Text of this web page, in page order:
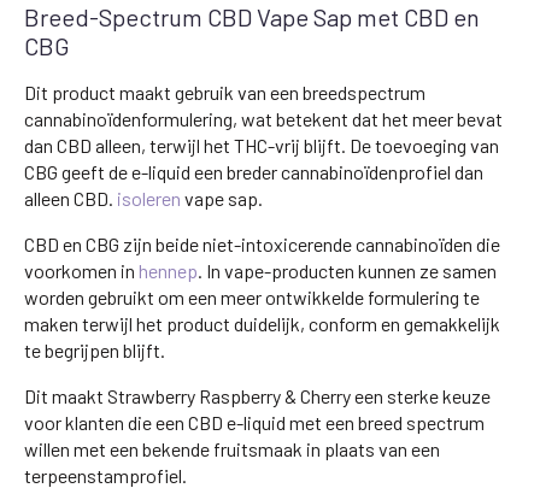
Breed-Spectrum CBD Vape Sap met CBD en
CBG
Dit product maakt gebruik van een breedspectrum
cannabinoïdenformulering, wat betekent dat het meer bevat
dan CBD alleen, terwijl het THC-vrij blijft. De toevoeging van
CBG geeft de e-liquid een breder cannabinoïdenprofiel dan
alleen CBD. isoleren vape sap.
CBD en CBG zijn beide niet-intoxicerende cannabinoïden die
voorkomen in hennep . In vape-producten kunnen ze samen
worden gebruikt om een meer ontwikkelde formulering te
maken terwijl het product duidelijk, conform en gemakkelijk
te begrijpen blijft.
Dit maakt Strawberry Raspberry & Cherry een sterke keuze
voor klanten die een CBD e-liquid met een breed spectrum
willen met een bekende fruitsmaak in plaats van een
terpeenstamprofiel.